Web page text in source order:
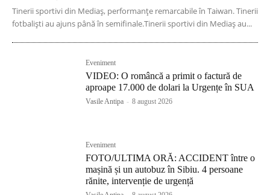
Tinerii sportivi din Mediaș, performanțe remarcabile în Taiwan. Tinerii
fotbaliști au ajuns până în semifinale.Tinerii sportivi din Mediaș au...
Eveniment
VIDEO: O româncă a primit o factură de
aproape 17.000 de dolari la Urgențe în SUA
Vasile Antipa - 8 august 2026
Eveniment
FOTO/ULTIMA ORĂ: ACCIDENT între o
mașină și un autobuz în Sibiu. 4 persoane
rănite, intervenție de urgență